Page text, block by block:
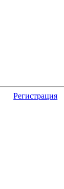
Регистрация